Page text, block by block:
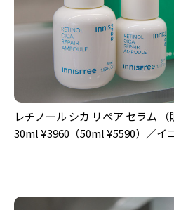
レチノール シカ リペア セラム
30ml ¥3960（50ml ¥5590）／イ